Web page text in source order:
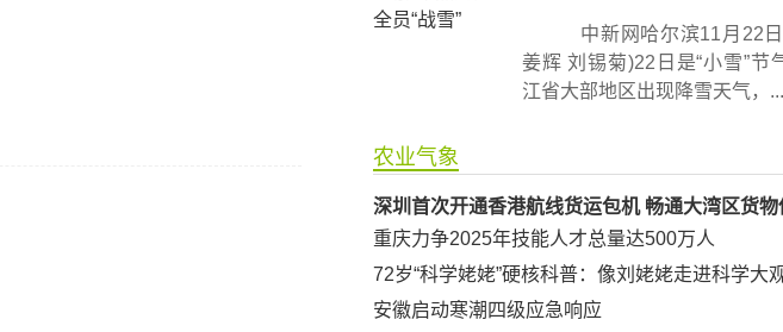
中新网哈尔滨11月22日
姜辉 刘锡菊)22日是“小雪”节
江省大部地区出现降雪天气，...
农业气象
深圳首次开通香港航线货运包机 畅通大湾区货物
重庆力争2025年技能人才总量达500万人
72岁“科学姥姥”硬核科普：像刘姥姥走进科学大
安徽启动寒潮四级应急响应